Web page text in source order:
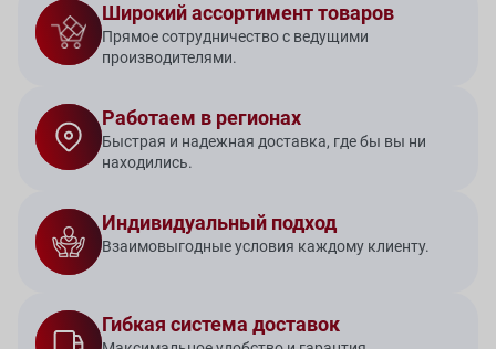
Широкий ассортимент товаров
Прямое сотрудничество с ведущими
производителями.
Работаем в регионах
Быстрая и надежная доставка, где бы вы ни
находились.
Индивидуальный подход
Взаимовыгодные условия каждому клиенту.
Гибкая система доставок